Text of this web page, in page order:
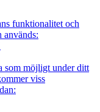
funktionalitet och
används:
som möjligt under ditt
viss